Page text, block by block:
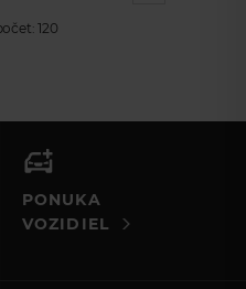
120
PONUKA
VOZIDIEL